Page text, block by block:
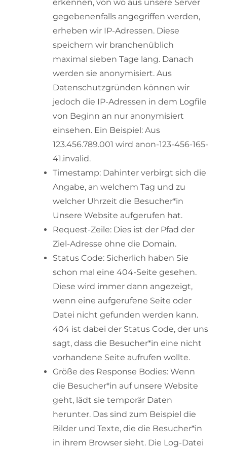
erkennen, von wo aus unsere Server
gegebenenfalls angegriffen werden,
erheben wir IP-Adressen. Diese
speichern wir branchenüblich
maximal sieben Tage lang. Danach
werden sie anonymisiert. Aus
Datenschutzgründen können wir
jedoch die IP-Adressen in dem Logfile
von Beginn an nur anonymisiert
einsehen. Ein Beispiel: Aus
123.456.789.001 wird anon-123-456-165-
41.invalid.
Timestamp: Dahinter verbirgt sich die
Angabe, an welchem Tag und zu
welcher Uhrzeit die Besucher*in
Unsere Website aufgerufen hat.
Request-Zeile: Dies ist der Pfad der
Ziel-Adresse ohne die Domain.
Status Code: Sicherlich haben Sie
schon mal eine 404-Seite gesehen.
Diese wird immer dann angezeigt,
wenn eine aufgerufene Seite oder
Datei nicht gefunden werden kann.
404 ist dabei der Status Code, der uns
sagt, dass die Besucher*in eine nicht
vorhandene Seite aufrufen wollte.
Größe des Response Bodies: Wenn
die Besucher*in auf unsere Website
geht, lädt sie temporär Daten
herunter. Das sind zum Beispiel die
Bilder und Texte, die die Besucher*in
in ihrem Browser sieht. Die Log-Datei